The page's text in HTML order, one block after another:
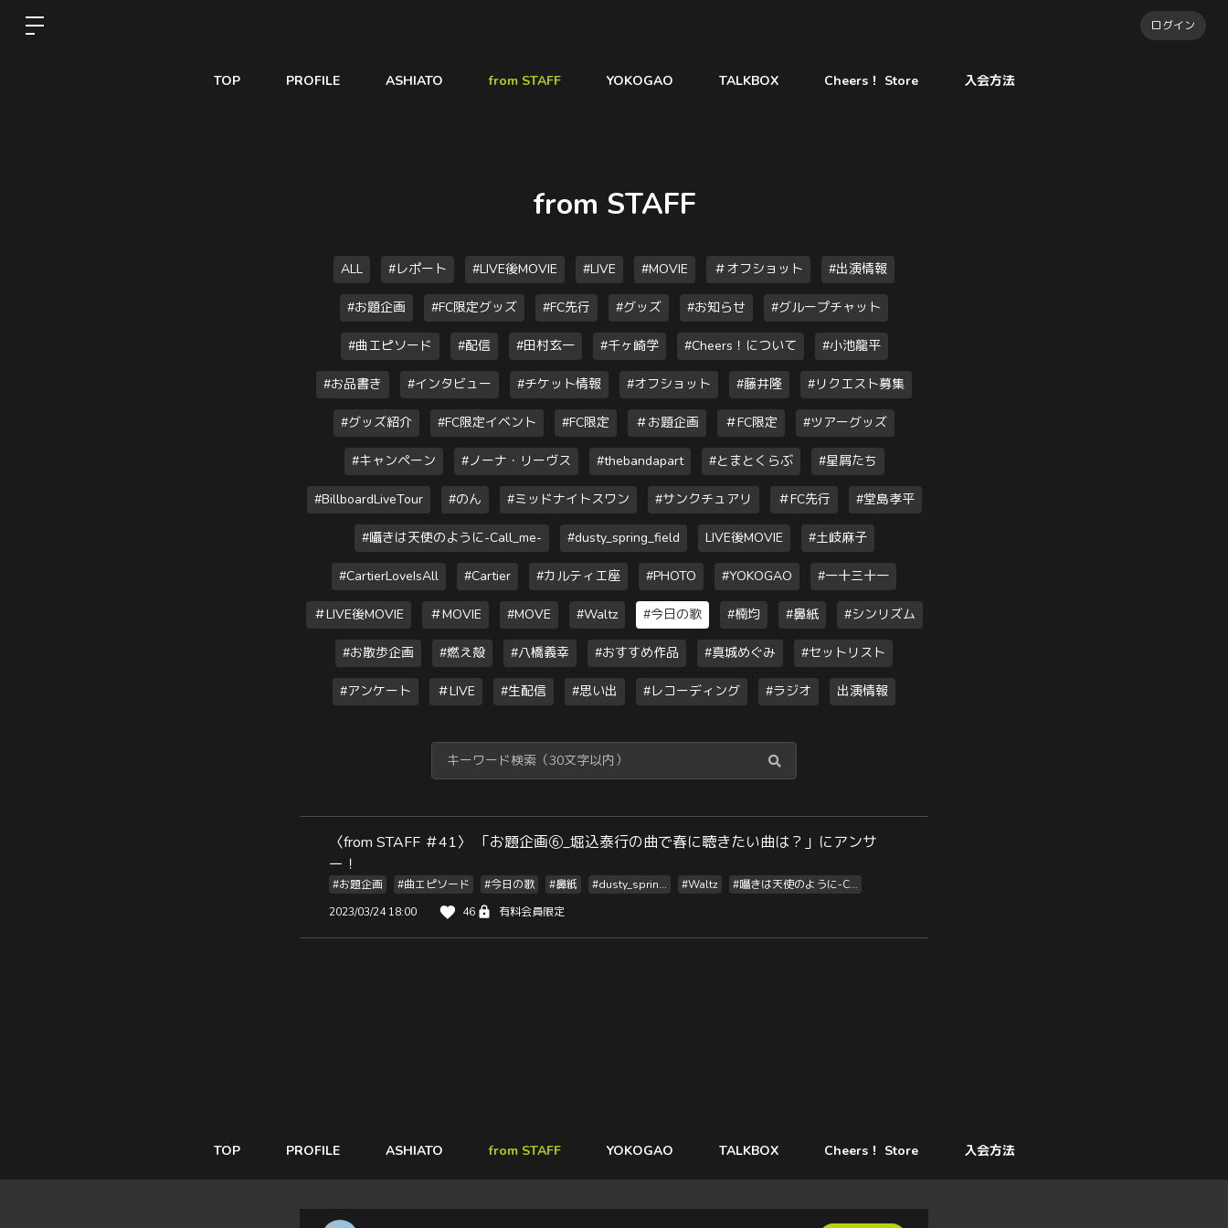
ログイン
TOP PROFILE ASHIATO from STAFF YOKOGAO TALKBOX Cheers！ Store 入会方法
from STAFF
ALL #レポート #LIVE後MOVIE #LIVE #MOVIE ＃オフショット #出演情報
#お題企画 #FC限定グッズ #FC先行 #グッズ #お知らせ #グループチャット
#曲エピソード #配信 #田村玄一 #千ヶ崎学 #Cheers！について #小池龍平
#お品書き #インタビュー #チケット情報 #オフショット #藤井隆 #リクエスト募集
#グッズ紹介 #FC限定イベント #FC限定 ＃お題企画 ＃FC限定 #ツアーグッズ
#キャンペーン #ノーナ・リーヴス #thebandapart #とまとくらぶ #星屑たち
#BillboardLiveTour #のん #ミッドナイトスワン #サンクチュアリ ＃FC先行 #堂島孝平
#囁きは天使のように-Call_me- #dusty_spring_field LIVE後MOVIE #土岐麻子
#CartierLoveIsAll #Cartier #カルティエ座 #PHOTO #YOKOGAO #一十三十一
＃LIVE後MOVIE ＃MOVIE #MOVE #Waltz #今日の歌 #楠均 #鼻紙 #シンリズム
#お散歩企画 #燃え殻 #八橋義幸 #おすすめ作品 #真城めぐみ #セットリスト
#アンケート ＃LIVE #生配信 #思い出 #レコーディング #ラジオ 出演情報
〈from STAFF ＃41〉 「お題企画⑥_堀込泰行の曲で春に聴きたい曲は？」にアンサ
ー！
#お題企画 #曲エピソード #今日の歌 #鼻紙 #dusty_sprin... #Waltz
#囁きは天使のように-C...
2023/03/24 18:00
46 有料会員限定
TOP PROFILE ASHIATO from STAFF YOKOGAO TALKBOX Cheers！ Store 入会方法